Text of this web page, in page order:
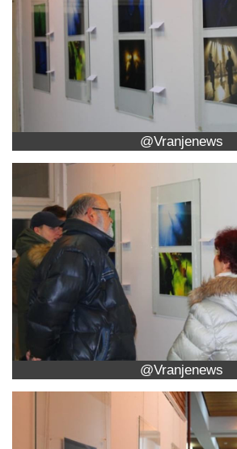
@Vranjenews
@Vranjenews